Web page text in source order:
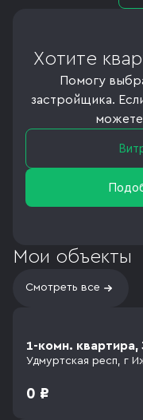
Хотите
Помогу
застройщика.
можете
Мои объекты
Смотреть все
1-комн. квартира,
Удмуртская респ, г
0 ₽